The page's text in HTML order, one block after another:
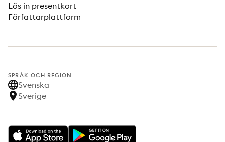
Lös in presentkort
Författarplattform
SPRÅK OCH REGION
Svenska
Sverige